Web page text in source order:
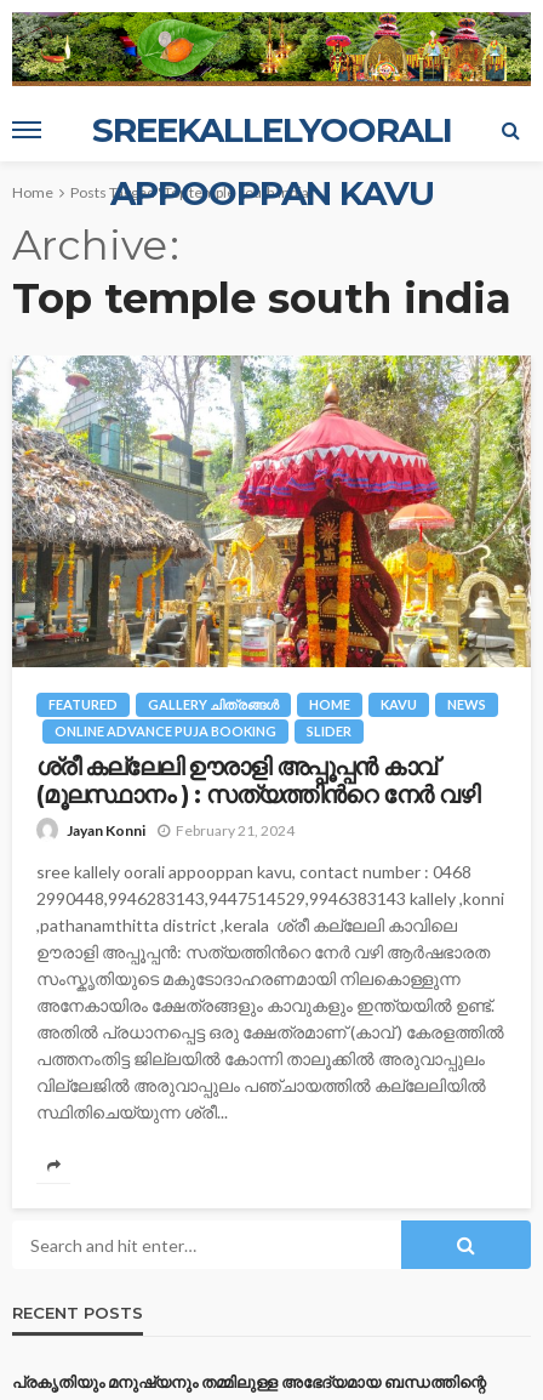
SREEKALLELYOORALI
APPOOPPAN KAVU
Home Posts Tagged "Top temple south india"
Archive
Top temple south india
FEATURED GALLERY ചിത്രങ്ങള്‍ HOME KAVU
NEWS
ONLINE ADVANCE PUJA BOOKING
SLIDER
ശ്രീ കല്ലേലി ഊരാളി അപ്പൂപ്പന്‍ കാവ്
(മൂലസ്ഥാനം ) : സത്യത്തിന്‍റെ നേര്‍ വഴി
Jayan Konni February 21, 2024
sree kallely oorali appooppan kavu, contact number : 0468
2990448,9946283143,9447514529,9946383143 kallely ,konni
,pathanamthitta district ,kerala ശ്രീ കല്ലേലി കാവിലെ
ഊരാളി അപ്പൂപ്പൻ: സത്യത്തിന്‍റെ നേര്‍ വഴി ആർഷഭാരത
സംസ്കൃതിയുടെ മകുടോദാഹരണമായി നിലകൊള്ളുന്ന
അനേകായിരം ക്ഷേത്രങ്ങളും കാവുകളും ഇന്ത്യയിൽ ഉണ്ട്.
അതിൽ പ്രധാനപ്പെട്ട ഒരു ക്ഷേത്രമാണ് (കാവ് ) കേരളത്തിൽ
പത്തനംതിട്ട ജില്ലയിൽ കോന്നി താലൂക്കിൽ അരുവാപ്പുലം
വില്ലേജിൽ അരുവാപ്പുലം പഞ്ചായത്തിൽ കല്ലേലിയില്‍
സ്ഥിതിചെയ്യുന്ന ശ്രീ...
RECENT POSTS
പ്രകൃതിയും മനുഷ്യനും തമ്മിലുള്ള അഭേദ്യമായ ബന്ധത്തിന്റെ